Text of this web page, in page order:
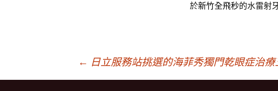
於新竹全飛秒的水雷射
← 日立服務站挑選的海菲秀獨門乾眼症治